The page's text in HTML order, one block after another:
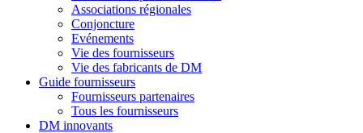
Associations régionales
Conjoncture
Evénements
Vie des fournisseurs
Vie des fabricants de DM
Guide fournisseurs
Fournisseurs partenaires
Tous les fournisseurs
DM innovants